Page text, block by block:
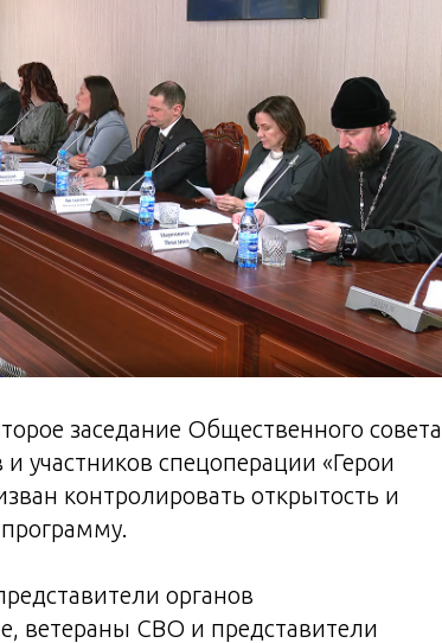
заседание Общественного совета
участников спецоперации «Герои
контролировать открытость и
органов
ветераны СВО и представители